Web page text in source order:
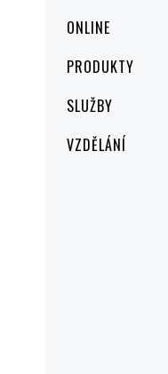
ONLINE
PRODUKTY
SLUŽBY
VZDĚLÁNÍ